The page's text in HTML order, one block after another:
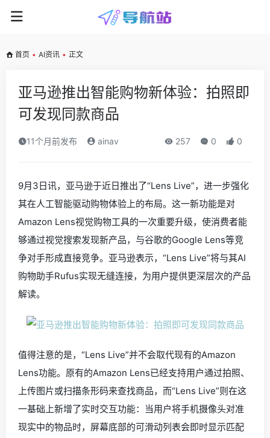
首页 • AI资讯 • 正文
亚马逊推出智能购物新体验：拍照即
可发现同款商品
11个月前发布 ainav 257 0 0
9月3日讯，亚马逊于近日推出了“Lens Live”，进一步强化
其在人工智能驱动购物体验上的布局。这一新功能是对
Amazon Lens视觉购物工具的一次重要升级，使消费者能
够通过视觉搜索发现新产品，与谷歌的Google Lens等竞
争对手形成直接竞争。亚马逊表示，“Lens Live”将与其AI
购物助手Rufus实现无缝连接，为用户提供更深层次的产品
解读。
值得注意的是，“Lens Live”并不会取代现有的Amazon
Lens功能。原有的Amazon Lens已经支持用户通过拍照、
上传图片或扫描条形码来查找商品，而“Lens Live”则在这
一基础上新增了实时交互功能：当用户将手机摄像头对准
现实中的物品时，屏幕底部的可滑动列表会即时显示匹配